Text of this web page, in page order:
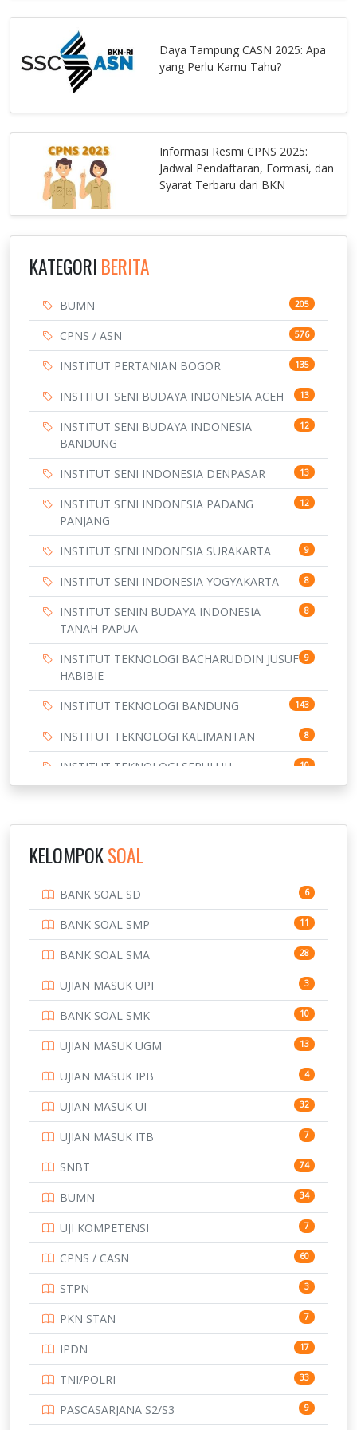
Daya Tampung CASN 2025: Apa
yang Perlu Kamu Tahu?
Informasi Resmi CPNS 2025:
Jadwal Pendaftaran, Formasi, dan
Syarat Terbaru dari BKN
KATEGORI BERITA
BUMN 205
CPNS / ASN 576
INSTITUT PERTANIAN BOGOR 135
INSTITUT SENI BUDAYA INDONESIA ACEH 13
INSTITUT SENI BUDAYA INDONESIA
BANDUNG
12
INSTITUT SENI INDONESIA DENPASAR 13
INSTITUT SENI INDONESIA PADANG
PANJANG
12
INSTITUT SENI INDONESIA SURAKARTA 9
INSTITUT SENI INDONESIA YOGYAKARTA 8
INSTITUT SENIN BUDAYA INDONESIA
TANAH PAPUA
8
INSTITUT TEKNOLOGI BACHARUDDIN JUSUF
HABIBIE
9
INSTITUT TEKNOLOGI BANDUNG 143
INSTITUT TEKNOLOGI KALIMANTAN 8
INSTITUT TEKNOLOGI SEPULUH
NOVEMBER
10
3
169
7
PTDI STTD 4
133
SMA 146
SMK 231
SMP 134
STIP 2
153
345
UNIVERSITAS AIRLANGGA 15
16
15
15
14
14
UNIVERSITAS CENDRAWASIH 14
KELOMPOKSOAL
BANK SOAL SD 6
BANK SOAL SMP 11
BANK SOAL SMA 28
UJIAN MASUK UPI 3
BANK SOAL SMK 10
UJIAN MASUK UGM 13
UJIAN MASUK IPB 4
UJIAN MASUK UI 32
UJIAN MASUK ITB 7
SNBT 74
BUMN 34
UJI KOMPETENSI 7
CPNS / CASN 60
STPN 3
PKN STAN 7
IPDN 17
TNI/POLRI 33
PASCASARJANA S2/S3 9